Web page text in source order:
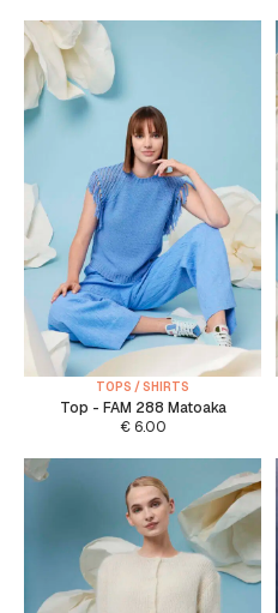
TOPS / SHIRTS
Top - FAM 288 Matoaka
€6.00